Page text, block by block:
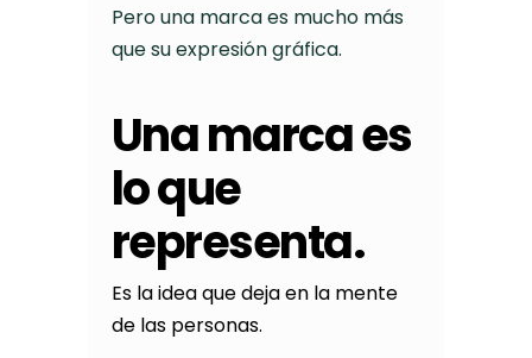
Pero una marca es mucho más
que su expresión gráfica.
Una marca es
lo que
representa.
Es la idea que deja en la mente
de las personas.